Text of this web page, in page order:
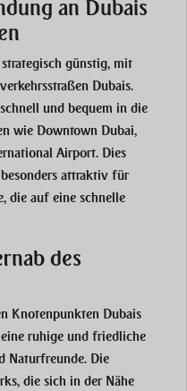
an Dubais
günstig, mit
Dubais.
und bequem in die
wie Downtown Dubai,
Airport. Dies
besonders attraktiv für
die auf eine schnelle
des
Knotenpunkten Dubais
eine ruhige und friedliche
Naturfreunde. Die
die sich in der Nähe